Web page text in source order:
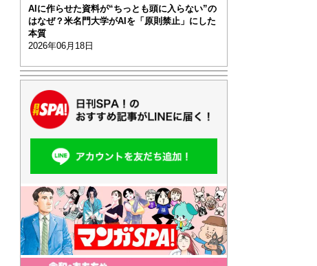
AIに作らせた資料が“ちっとも頭に入らない”の
はなぜ？米名門大学がAIを「原則禁止」にした
本質
2026年06月18日